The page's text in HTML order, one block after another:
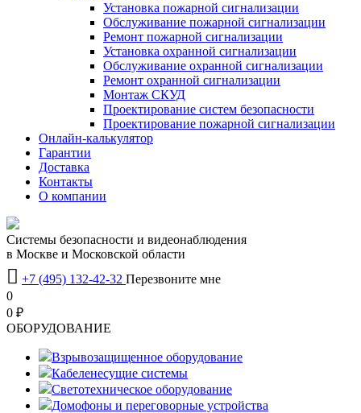
Установка пожарной сигнализации
Обслуживание пожарной сигнализации
Ремонт пожарной сигнализации
Установка охранной сигнализации
Обслуживание охранной сигнализации
Ремонт охранной сигнализации
Монтаж СКУД
Проектирование систем безопасности
Проектирование пожарной сигнализации
Онлайн-калькулятор
Гарантии
Доставка
Контакты
О компании
Системы безопасности и видеонаблюдения
в Москве и Московской области
 +7 (495) 132-42-32 Перезвоните мне
0
0 ₽
OБОРУДОВАНИЕ
Взрывозащищенное оборудование
Кабеленесущие системы
Светотехническое оборудование
Домофоны и переговорные устройства